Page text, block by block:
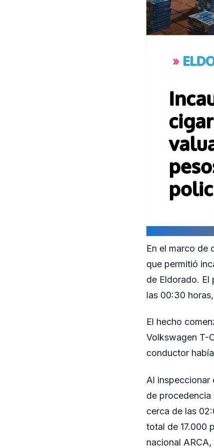
En el marco de
que permitió
de Eldorado. El
las 00:30
El hecho
Volkswagen T-
conductor
Al inspeccionar
de procedencia
cerca de las
total de 17.000
nacional